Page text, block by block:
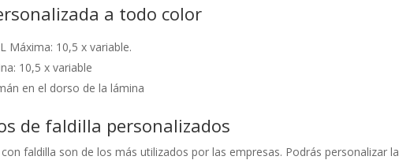
a todo color
Máxima: 10,5 x variable.
10,5 x variable
en el dorso de la lámina
de faldilla personalizados
faldilla son de los más utilizados por las empresas. Podrás personalizar la